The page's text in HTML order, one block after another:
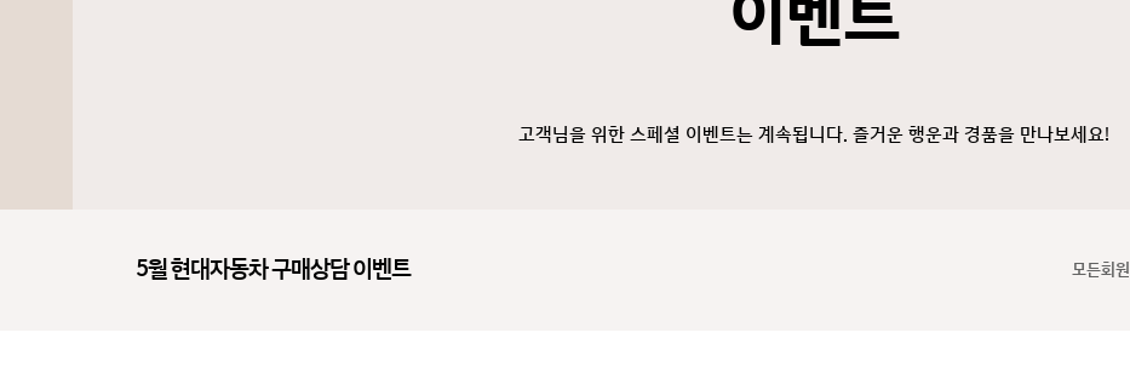
이벤트
고객님을 위한 스페셜 이벤트는 계속됩니다. 즐거운 행운과 경품을 만나보세요!
5월 현대자동차 구매상담 이벤트 모든회원